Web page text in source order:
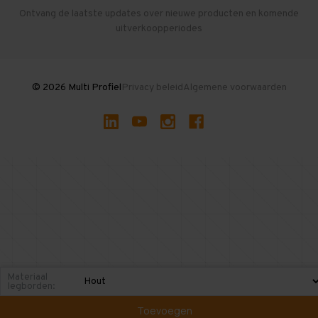
Gebruikte entresolvloeren
Ontvang de laatste updates over nieuwe producten en komende
uitverkoopperiodes
© 2026 Multi ProfielPrivacy beleidAlgemene voorwaarden
Materiaal
legborden:
Toevoegen